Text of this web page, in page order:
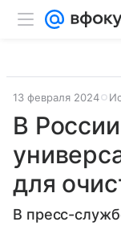
13 февраля 2024
В
для
В пресс-